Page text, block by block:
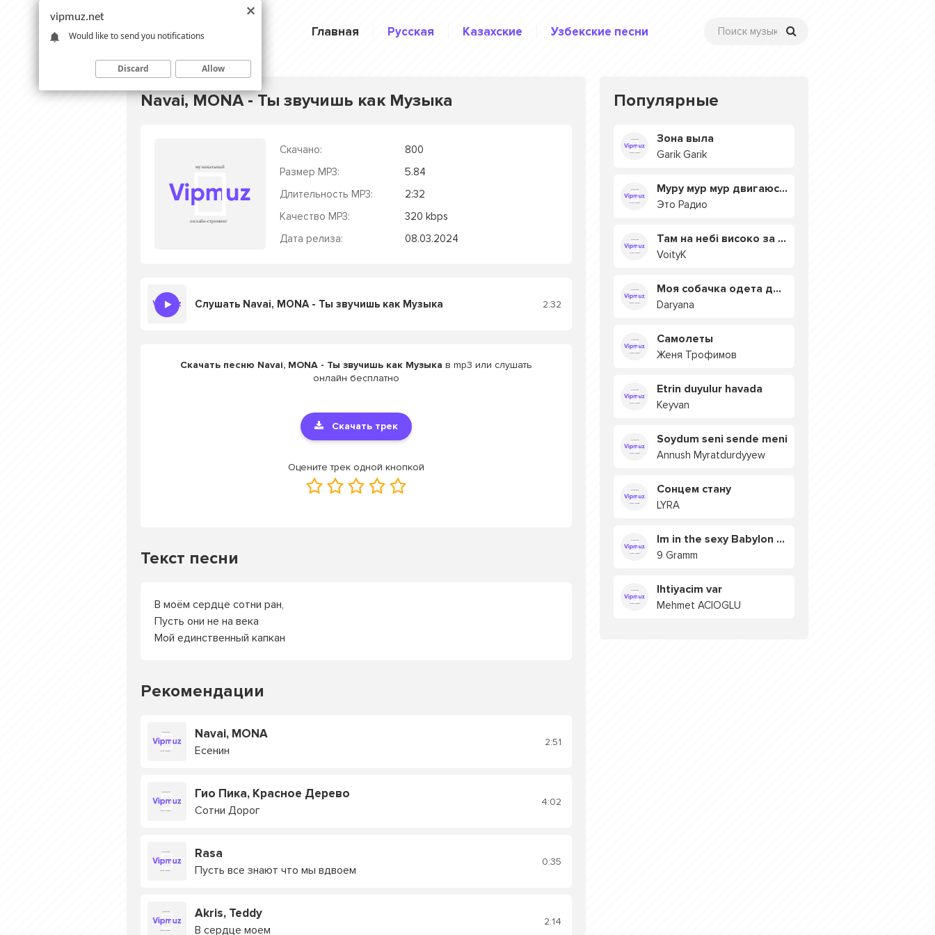
Главная Русская Казахские Узбекские песни
Navai, MONA - Ты звучишь как Музыка
Скачано:
800
Размер MP3:
5.84
Длительность MP3:
2:32
Качество MP3:
320 kbps
Дата релиза:
08.03.2024
Слушать Navai, MONA - Ты звучишь как Музыка 2:32
Скачать песню Navai, MONA - Ты звучишь как Музыка в mp3 или слушать
онлайн бесплатно
Скачать трек
Оцените трек одной кнопкой
Текст песни
В моём сердце сотни ран,
Пусть они не на века
Мой единственный капкан
Рекомендации
Navai, MONA
Есенин
2:51
Гио Пика, Красное Дерево
Сотни Дорог
4:02
Rasa
Пусть все знают что мы вдвоем
0:35
Akris, Teddy
В сердце моем
2:14
Популярные
Зона выла
Garik Garik
Муру мур мур двигаюсь на мурмулях
Это Радио
Там на небі високо за хмарами
VoityK
Моя собачка одета дороже тебя
Daryana
Самолеты
Женя Трофимов
Etrin duyulur havada
Keyvan
Soydum seni sende meni
Annush Myratdurdyyew
Сонцем стану
LYRA
Im in the sexy Babylon БУЯ
9 Gramm
Ihtiyacim var
Mehmet ACIOGLU
vipmuz.net
Would like to send you notifications
Discard Allow